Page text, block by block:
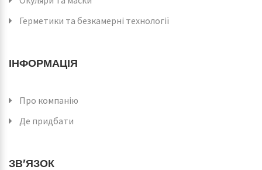
Герметики та безкамерні технології
ІНФОРМАЦІЯ
Про компанію
Де придбати
ЗВ'ЯЗОК